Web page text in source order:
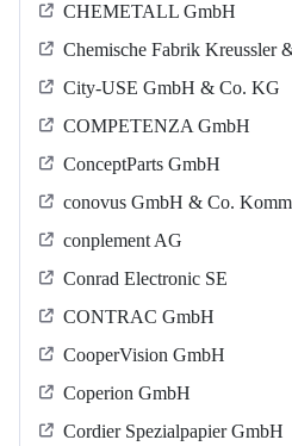
CHEMETALL GmbH
Chemische Fabrik Kreussler
City-USE GmbH & Co. KG
COMPETENZA GmbH
ConceptParts GmbH
conovus GmbH & Co.
conplement AG
Conrad Electronic SE
CONTRAC GmbH
CooperVision GmbH
Coperion GmbH
Cordier Spezialpapier GmbH